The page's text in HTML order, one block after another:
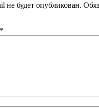
не будет опубликован.
*